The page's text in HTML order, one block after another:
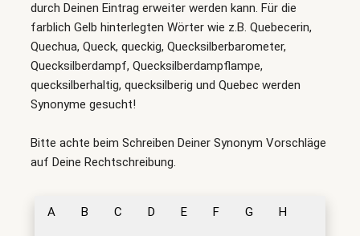
durch Deinen Eintrag erweiter werden kann. Für die
farblich Gelb hinterlegten Wörter wie z.B. Quebecerin,
Quechua, Queck, queckig, Quecksilberbarometer,
Quecksilberdampf, Quecksilberdampflampe,
quecksilberhaltig, quecksilberig und Quebec werden
Synonyme gesucht!
Bitte achte beim Schreiben Deiner Synonym Vorschläge
auf Deine Rechtschreibung.
A B C D E F G H